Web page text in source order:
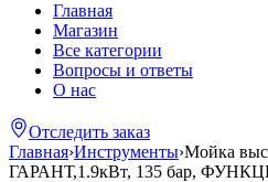
Главная
Магазин
Все категории
Вопросы и ответы
О нас
Отследить заказ
Главная›Инструменты›Мойка
ГАРАНТ,1.9кВт, 135 бар,